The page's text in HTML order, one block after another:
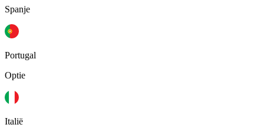
Spanje
Portugal
Optie
Italië